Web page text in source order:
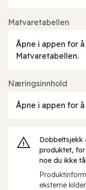
Matvaretabellen
Åpne i appen for
Matvaretabellen.
Næringsinnhold
Åpne i appen for
Dobbeltsjekk
produktet,
noe du ikke
eksterne